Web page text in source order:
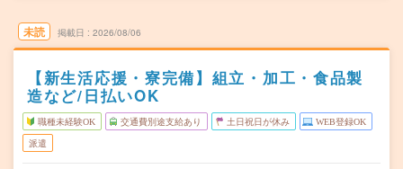
未読 掲載日 2026/08/06
【新生活応援・寮完備】組立・加工・食品製
造など/日払いOK
職種未経験OK 交通費別途支給あり 土日祝日が休み WEB登録OK
派遣